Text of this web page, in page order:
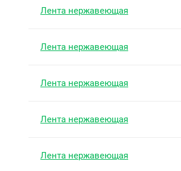
Лента нержавеющая
Лента нержавеющая
Лента нержавеющая
Лента нержавеющая
Лента нержавеющая